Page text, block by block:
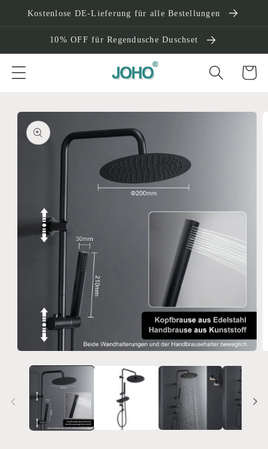
zum
Kostenlose DE-Lieferung für alle Bestellungen
10% OFF für Regendusche Duschset
öffnen